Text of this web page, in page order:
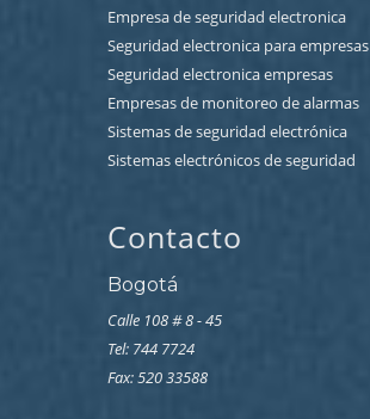
Empresa de seguridad electronica
Seguridad electronica para empresas
Seguridad electronica empresas
Empresas de monitoreo de alarmas
Sistemas de seguridad electrónica
Sistemas electrónicos de seguridad
Contacto
Bogotá
Calle 108 # 8 - 45
Tel: 744 7724
Fax: 520 33588